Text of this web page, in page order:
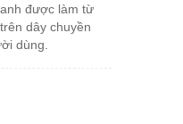
được làm từ
dây chuyền
dùng.